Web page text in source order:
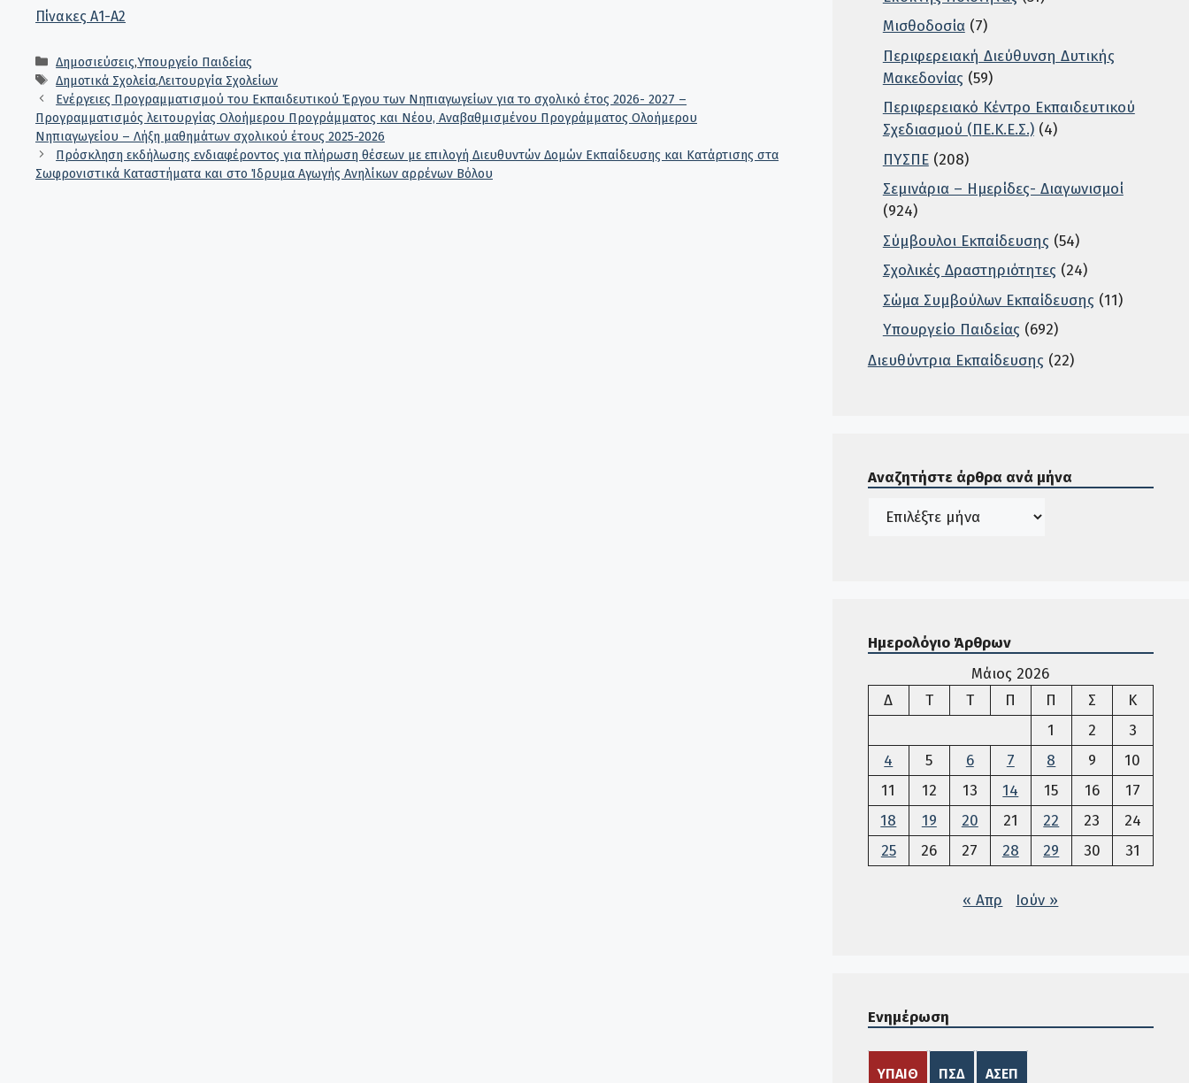
Πίνακες Α1-Α2
Κατηγορίες
Δημοσιεύσεις,Υπουργείο Παιδείας
Ετικέτες
Δημοτικά Σχολεία,Λειτουργία Σχολείων
Ενέργειες Προγραμματισμού του Εκπαιδευτικού Έργου των Νηπιαγωγείων για το σχολικό έτος 2026- 2027 –
Προγραμματισμός λειτουργίας Ολοήμερου Προγράμματος και Νέου, Αναβαθμισμένου Προγράμματος Ολοήμερου
Νηπιαγωγείου – Λήξη μαθημάτων σχολικού έτους 2025-2026
Πρόσκληση εκδήλωσης ενδιαφέροντος για πλήρωση θέσεων με επιλογή Διευθυντών Δομών Εκπαίδευσης και Κατάρτισης στα
Σωφρονιστικά Καταστήματα και στο Ίδρυμα Αγωγής Ανηλίκων αρρένων Βόλου
Μισθοδοσία(7)
Περιφερειακή Διεύθυνση Δυτικής
Μακεδονίας (59)
Περιφερειακό Κέντρο Εκπαιδευτικού
Σχεδιασμού (ΠΕ.Κ.Ε.Σ.)(4)
ΠΥΣΠΕ(208)
Σεμινάρια – Ημερίδες- Διαγωνισμοί
(924)
Σύμβουλοι Εκπαίδευσης (54)
Σχολικές Δραστηριότητες (24)
Σώμα Συμβούλων Εκπαίδευσης (11)
Υπουργείο Παιδείας (692)
Διευθύντρια Εκπαίδευσης (22)
Αναζητήστε άρθρα ανά μήνα
Ιστορικό
Ημερολόγιο Άρθρων
Μάιος 2026
ΔΔευτέρα
ΤΤρίτηΤΤετάρτη
Π Πέμπτη
Π Παρασκευή
ΣΣάββατο
Κ
1
2
3
4
5 6 7 8 9
10
11
12 13 14 15 16
17
18
19 20 21 22 23
24
25
26 27 28 29 30 31
« Απρ Ιούν »
Ενημέρωση
ΥΠΑΙΘ ΠΣΔ ΑΣΕΠ